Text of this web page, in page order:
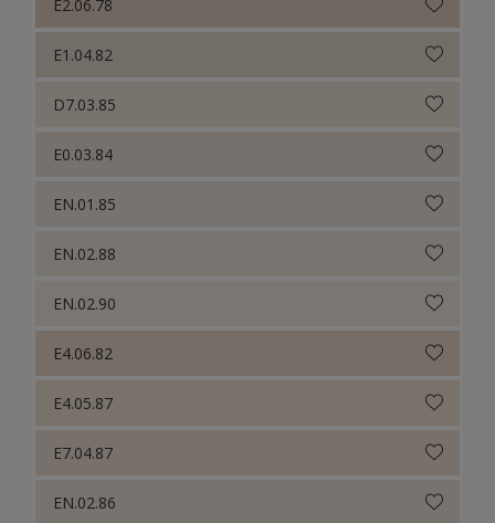
E2.06.78
E1.04.82
D7.03.85
E0.03.84
EN.01.85
EN.02.88
EN.02.90
E4.06.82
E4.05.87
E7.04.87
EN.02.86